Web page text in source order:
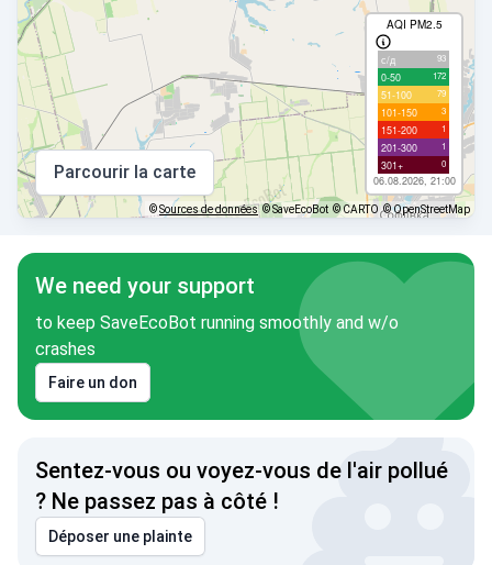
AQI PM2.5
с/д 93
0-50 172
51-100 79
101-150 3
151-200 1
201-300 1
301+ 0
06.08.2026, 21:00
Parcourir la carte
©Sources de données © SaveEcoBot © CARTO © OpenStreetMap
We need your support
to keep SaveEcoBot running smoothly and w/o
crashes
Faire un don
Sentez-vous ou voyez-vous de l'air pollué
? Ne passez pas à côté !
Déposer une plainte